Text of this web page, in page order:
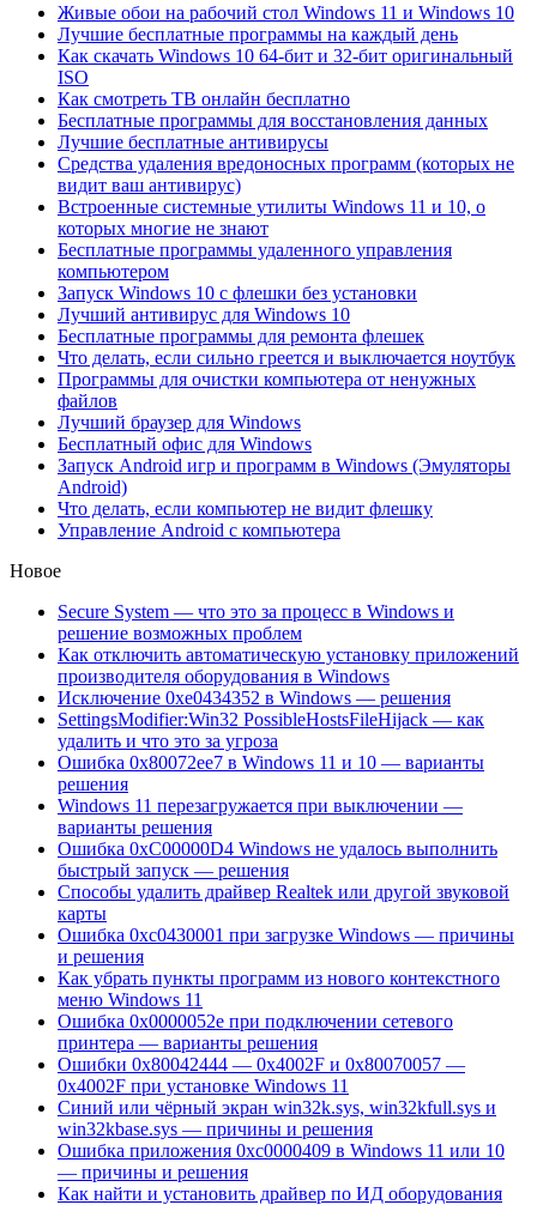
Живые обои на рабочий стол Windows 11 и Windows 10
Лучшие бесплатные программы на каждый день
Как скачать Windows 10 64-бит и 32-бит оригинальный
ISO
Как смотреть ТВ онлайн бесплатно
Бесплатные программы для восстановления данных
Лучшие бесплатные антивирусы
Средства удаления вредоносных программ (которых не
видит ваш антивирус)
Встроенные системные утилиты Windows 11 и 10, о
которых многие не знают
Бесплатные программы удаленного управления
компьютером
Запуск Windows 10 с флешки без установки
Лучший антивирус для Windows 10
Бесплатные программы для ремонта флешек
Что делать, если сильно греется и выключается ноутбук
Программы для очистки компьютера от ненужных
файлов
Лучший браузер для Windows
Бесплатный офис для Windows
Запуск Android игр и программ в Windows (Эмуляторы
Android)
Что делать, если компьютер не видит флешку
Управление Android с компьютера
Новое
Secure System — что это за процесс в Windows и
решение возможных проблем
Как отключить автоматическую установку приложений
производителя оборудования в Windows
Исключение 0xe0434352 в Windows — решения
SettingsModifier:Win32 PossibleHostsFileHijack — как
удалить и что это за угроза
Ошибка 0x80072ee7 в Windows 11 и 10 — варианты
решения
Windows 11 перезагружается при выключении —
варианты решения
Ошибка 0xC00000D4 Windows не удалось выполнить
быстрый запуск — решения
Способы удалить драйвер Realtek или другой звуковой
карты
Ошибка 0xc0430001 при загрузке Windows — причины
и решения
Как убрать пункты программ из нового контекстного
меню Windows 11
Ошибка 0x0000052e при подключении сетевого
принтера — варианты решения
Ошибки 0x80042444 — 0x4002F и 0x80070057 —
0x4002F при установке Windows 11
Синий или чёрный экран win32k.sys, win32kfull.sys и
win32kbase.sys — причины и решения
Ошибка приложения 0xc0000409 в Windows 11 или 10
— причины и решения
Как найти и установить драйвер по ИД оборудования